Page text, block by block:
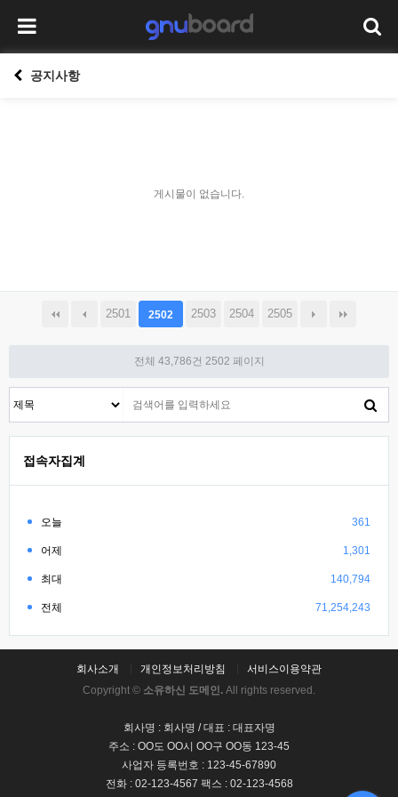
공지사항
게시물이 없습니다.
2501 2502 2503 2504 2505
전체 43,786건 2502 페이지
접속자집계
오늘 361
어제 1,301
최대 140,794
전체 71,254,243
회사소개 개인정보처리방침
서비스이용약관
Copyright © 소유하신 도메인. All rights reserved.
회사명 : 회사명 / 대표 : 대표자명
주소 : OO도 OO시 OO구 OO동 123-45
사업자 등록번호 : 123-45-67890
전화 : 02-123-4567 팩스 : 02-123-4568